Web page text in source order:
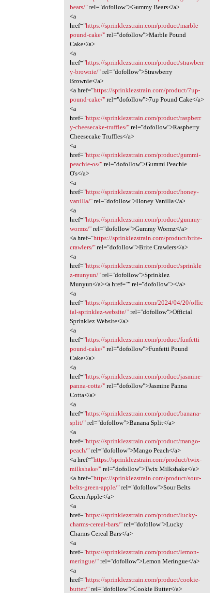
bears/"rel="dofollow">Gummy Bears</a>
<a
href="https://sprinklezstrain.com/product/marble-
pound-cake/"rel="dofollow">Marble Pound
Cake</a>
<a
href="https://sprinklezstrain.com/product/strawberr
y-brownie/"rel="dofollow">Strawberry
Brownie</a>
<a href="https://sprinklezstrain.com/product/7up-
pound-cake/"rel="dofollow">7up Pound Cake</a>
<a
href="https://sprinklezstrain.com/product/raspberr
y-cheesecake-truffles/"rel="dofollow">Raspberry
Cheesecake Truffles</a>
<a
href="https://sprinklezstrain.com/product/gummi-
peachie-os/"rel="dofollow">Gummi Peachie
O's</a>
<a
href="https://sprinklezstrain.com/product/honey-
vanilla/"rel="dofollow">Honey Vanilla</a>
<a
href="https://sprinklezstrain.com/product/gummy-
wormz/"rel="dofollow">Gummy Wormz</a>
<a href="https://sprinklezstrain.com/product/brite-
crawlers/"rel="dofollow">Brite Crawlers</a>
<a
href="https://sprinklezstrain.com/product/sprinkle
z-munyun/"rel="dofollow">Sprinklez
Munyun</a><a href="" rel="dofollow"></a>
<a
href="https://sprinklezstrain.com/2024/04/20/offic
ial-sprinklez-website/"rel="dofollow">Official
Sprinklez Website</a>
<a
href="https://sprinklezstrain.com/product/funfetti-
pound-cake/"rel="dofollow">Funfetti Pound
Cake</a>
<a
href="https://sprinklezstrain.com/product/jasmine-
panna-cotta/"rel="dofollow">Jasmine Panna
Cotta</a>
<a
href="https://sprinklezstrain.com/product/banana-
split/"rel="dofollow">Banana Split</a>
<a
href="https://sprinklezstrain.com/product/mango-
peach/"rel="dofollow">Mango Peach</a>
<a href="https://sprinklezstrain.com/product/twix-
milkshake/"rel="dofollow">Twix Milkshake</a>
<a href="https://sprinklezstrain.com/product/sour-
belts-green-apple/"rel="dofollow">Sour Belts
Green Apple</a>
<a
href="https://sprinklezstrain.com/product/lucky-
charms-cereal-bars/"rel="dofollow">Lucky
Charms Cereal Bars</a>
<a
href="https://sprinklezstrain.com/product/lemon-
meringue/"rel="dofollow">Lemon Meringue</a>
<a
href="https://sprinklezstrain.com/product/cookie-
butter/"rel="dofollow">Cookie Butter</a>